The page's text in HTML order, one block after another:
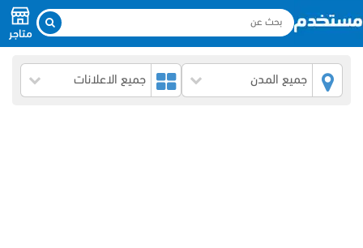
متاجر
جميع المدن جميع الاعلانات